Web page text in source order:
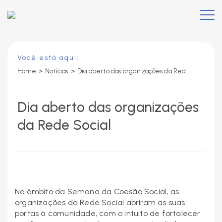
Você está aqui:
Home > Notícias > Dia aberto das organizações da Rede Social
Dia aberto das organizações
da Rede Social
No âmbito da Semana da Coesão Social, as
organizações da Rede Social abriram as suas
portas à comunidade, com o intuito de fortalecer